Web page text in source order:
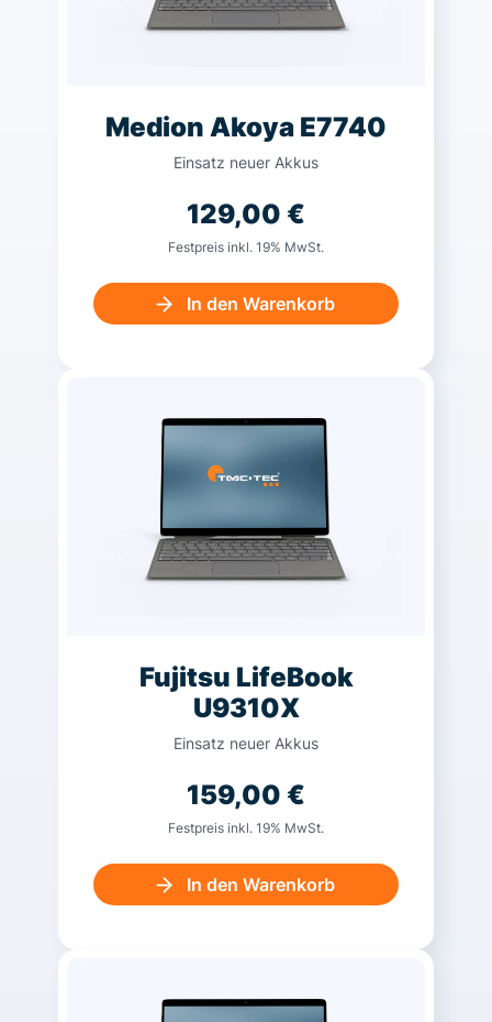
Medion Akoya E7740
Einsatz neuer Akkus
129,00 €
Festpreis inkl. 19% MwSt.
In den Warenkorb
Fujitsu LifeBook
U9310X
Einsatz neuer Akkus
159,00 €
Festpreis inkl. 19% MwSt.
In den Warenkorb